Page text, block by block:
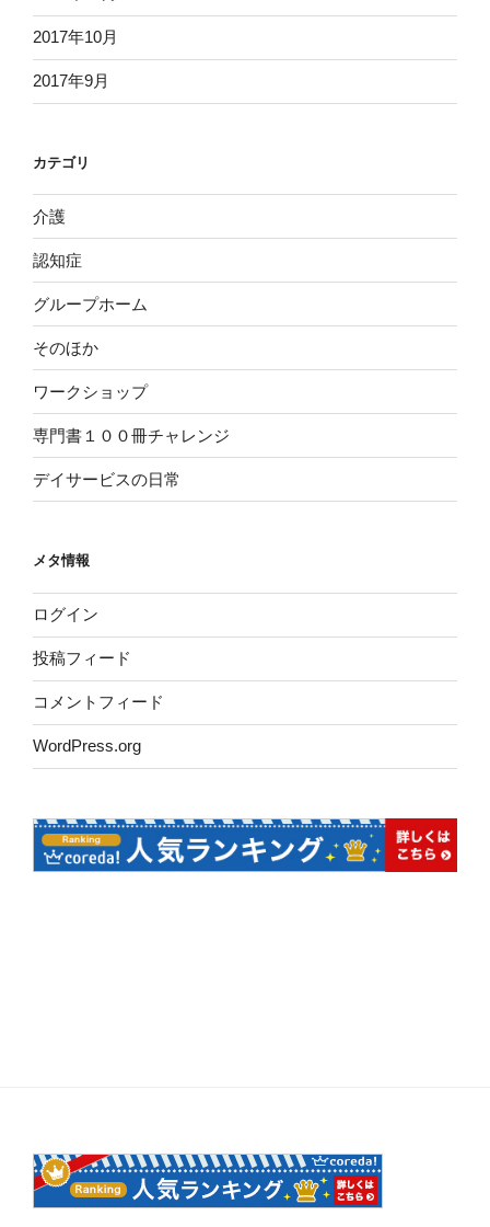
2017年10月
2017年9月
カテゴリ
介護
認知症
グループホーム
そのほか
ワークショップ
専門書１００冊チャレンジ
デイサービスの日常
メタ情報
ログイン
投稿フィード
コメントフィード
WordPress.org